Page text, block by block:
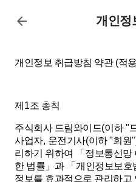
개인정
개인정보 취급방침 약관 (적
제 1조 총칙
주식회사 드림와이드(이하"
사업자, 운전기사(이하"회원
리하기 위하여
「 정보통신망
한 법률 」과 「개인정보보호
정보를 효과적으로 관리하고